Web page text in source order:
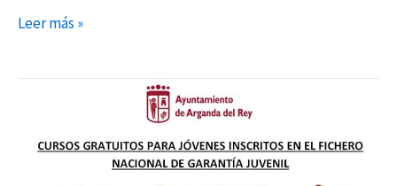
Leer más »
formativas